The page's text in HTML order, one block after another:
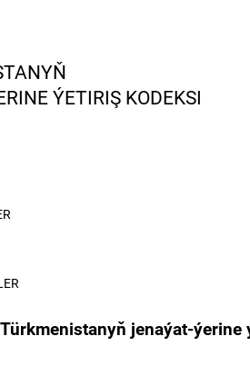
ÝETIRIŞ KODEKSI
jenaýat-